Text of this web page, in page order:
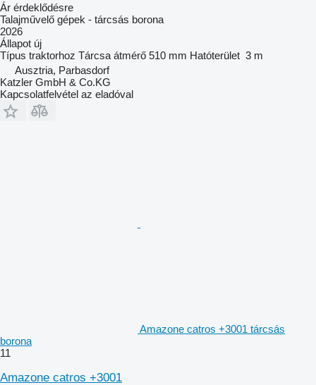
Ár érdeklődésre
Talajművelő gépek - tárcsás borona
2026
Állapot új
Típus traktorhoz Tárcsa átmérő 510 mm Hatóterület 3 m
Ausztria, Parbasdorf
Katzler GmbH & Co.KG
Kapcsolatfelvétel az eladóval
Amazone catros +3001 tárcsás
borona
11
Amazone catros +3001